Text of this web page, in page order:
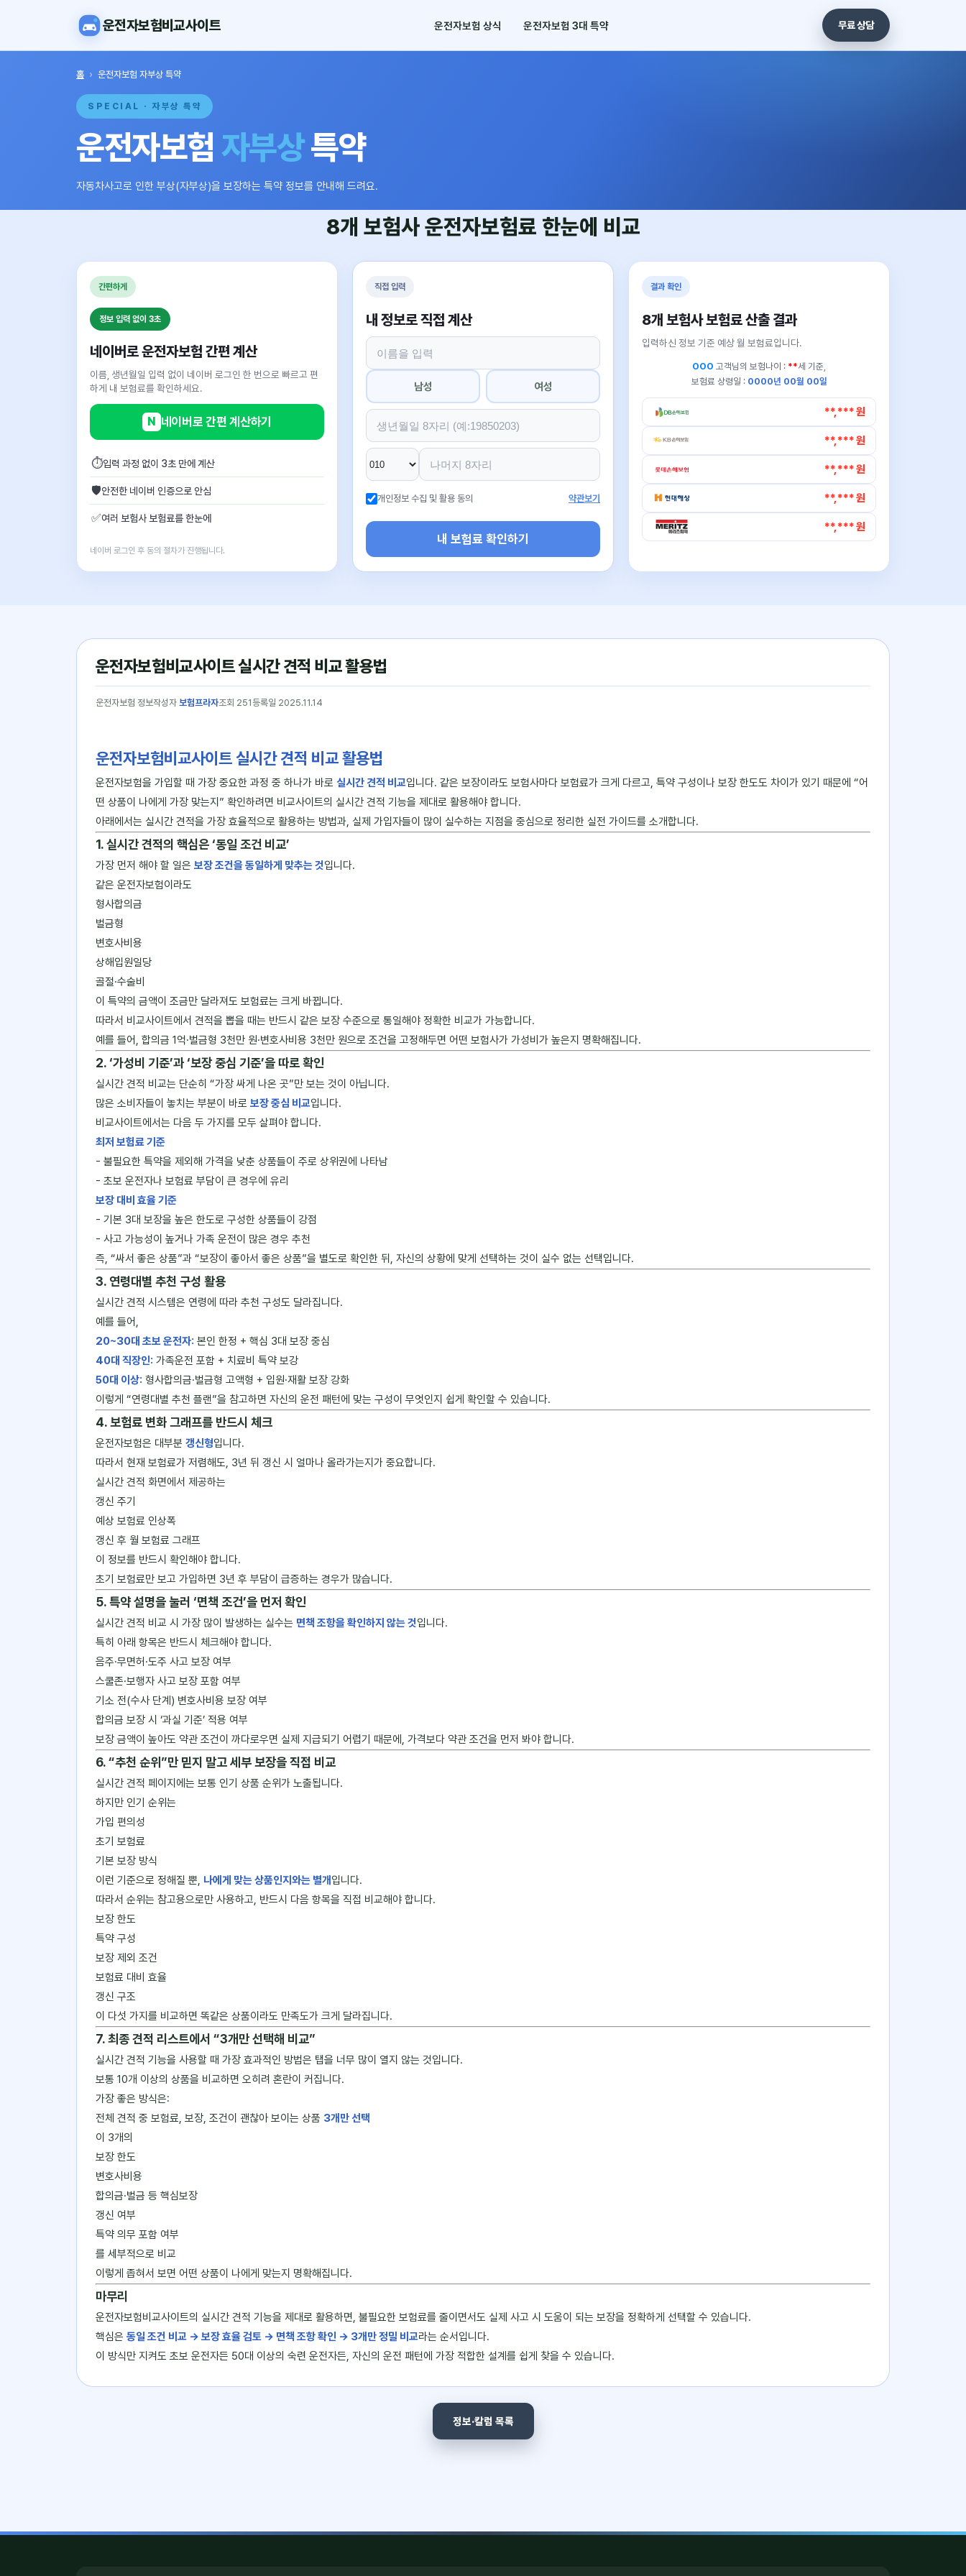
운전자보험비교사이트 운전자보험 상식 운전자보험 3대 특약 무료 상담
홈 › 운전자보험 자부상 특약
SPECIAL · 자부상 특약
운전자보험 자부상특약
자동차사고로 인한 부상(자부상)을 보장하는 특약 정보를 안내해 드려요.
8개 보험사운전자보험료 한눈에 비교
간편하게
정보 입력 없이 3초
네이버로 운전자보험 간편 계산
이름, 생년월일 입력 없이 네이버 로그인 한 번으로 빠르고 편
하게 내 보험료를 확인하세요.
N 네이버로 간편 계산하기
⏱입력 과정 없이 3초 만에 계산
🛡안전한 네이버 인증으로 안심
✅여러 보험사 보험료를 한눈에
네이버 로그인 후 동의 절차가 진행됩니다.
직접 입력
내 정보로 직접 계산
남성 여성
개인정보 수집 및 활용 동의 약관보기
내 보험료 확인하기
결과 확인
8개 보험사 보험료 산출 결과
입력하신 정보 기준 예상 월 보험료입니다.
OOO 고객님의 보험나이 : **세 기준,
보험료 상령일 : 0000년 00월 00일
**,*** 원
**,*** 원
**,*** 원
**,*** 원
**,*** 원
운전자보험비교사이트 실시간 견적 비교 활용법
운전자보험 정보작성자 보험프라자조회 251 등록일 2025.11.14
운전자보험비교사이트 실시간 견적 비교 활용법
운전자보험을 가입할 때 가장 중요한 과정 중 하나가 바로 실시간 견적 비교입니다. 같은 보장이라도 보험사마다 보험료가 크게 다르고, 특약 구성이나 보장 한도도 차이가 있기 때문에 “어
떤 상품이 나에게 가장 맞는지” 확인하려면 비교사이트의 실시간 견적 기능을 제대로 활용해야 합니다.
아래에서는 실시간 견적을 가장 효율적으로 활용하는 방법과, 실제 가입자들이 많이 실수하는 지점을 중심으로 정리한 실전 가이드를 소개합니다.
1. 실시간 견적의 핵심은 ‘동일 조건 비교’
가장 먼저 해야 할 일은 보장 조건을 동일하게 맞추는 것입니다.
같은 운전자보험이라도
형사합의금
벌금형
변호사비용
상해입원일당
골절·수술비
이 특약의 금액이 조금만 달라져도 보험료는 크게 바뀝니다.
따라서 비교사이트에서 견적을 뽑을 때는 반드시 같은 보장 수준으로 통일해야 정확한 비교가 가능합니다.
예를 들어, 합의금 1억·벌금형 3천만 원·변호사비용 3천만 원으로 조건을 고정해두면 어떤 보험사가 가성비가 높은지 명확해집니다.
2. ‘가성비 기준’과 ‘보장 중심 기준’을 따로 확인
실시간 견적 비교는 단순히 “가장 싸게 나온 곳”만 보는 것이 아닙니다.
많은 소비자들이 놓치는 부분이 바로 보장 중심 비교입니다.
비교사이트에서는 다음 두 가지를 모두 살펴야 합니다.
최저 보험료 기준
- 불필요한 특약을 제외해 가격을 낮춘 상품들이 주로 상위권에 나타남
- 초보 운전자나 보험료 부담이 큰 경우에 유리
보장 대비 효율 기준
- 기본 3대 보장을 높은 한도로 구성한 상품들이 강점
- 사고 가능성이 높거나 가족 운전이 많은 경우 추천
즉, “싸서 좋은 상품”과 “보장이 좋아서 좋은 상품”을 별도로 확인한 뒤, 자신의 상황에 맞게 선택하는 것이 실수 없는 선택입니다.
3. 연령대별 추천 구성 활용
실시간 견적 시스템은 연령에 따라 추천 구성도 달라집니다.
예를 들어,
20~30대 초보 운전자: 본인 한정 + 핵심 3대 보장 중심
40대 직장인: 가족운전 포함 + 치료비 특약 보강
50대 이상: 형사합의금·벌금형 고액형 + 입원·재활 보장 강화
이렇게 “연령대별 추천 플랜”을 참고하면 자신의 운전 패턴에 맞는 구성이 무엇인지 쉽게 확인할 수 있습니다.
4. 보험료 변화 그래프를 반드시 체크
운전자보험은 대부분 갱신형입니다.
따라서 현재 보험료가 저렴해도, 3년 뒤 갱신 시 얼마나 올라가는지가 중요합니다.
실시간 견적 화면에서 제공하는
갱신 주기
예상 보험료 인상폭
갱신 후 월 보험료 그래프
이 정보를 반드시 확인해야 합니다.
초기 보험료만 보고 가입하면 3년 후 부담이 급증하는 경우가 많습니다.
5. 특약 설명을 눌러 ‘면책 조건’을 먼저 확인
실시간 견적 비교 시 가장 많이 발생하는 실수는 면책 조항을 확인하지 않는 것입니다.
특히 아래 항목은 반드시 체크해야 합니다.
음주·무면허·도주 사고 보장 여부
스쿨존·보행자 사고 보장 포함 여부
기소 전(수사 단계) 변호사비용 보장 여부
합의금 보장 시 ‘과실 기준’ 적용 여부
보장 금액이 높아도 약관 조건이 까다로우면 실제 지급되기 어렵기 때문에, 가격보다 약관 조건을 먼저 봐야 합니다.
6. “추천 순위”만 믿지 말고 세부 보장을 직접 비교
실시간 견적 페이지에는 보통 인기 상품 순위가 노출됩니다.
하지만 인기 순위는
가입 편의성
초기 보험료
기본 보장 방식
이런 기준으로 정해질 뿐, 나에게 맞는 상품인지와는 별개 입니다.
따라서 순위는 참고용으로만 사용하고, 반드시 다음 항목을 직접 비교해야 합니다.
보장 한도
특약 구성
보장 제외 조건
보험료 대비 효율
갱신 구조
이 다섯 가지를 비교하면 똑같은 상품이라도 만족도가 크게 달라집니다.
7. 최종 견적 리스트에서 “3개만 선택해 비교”
실시간 견적 기능을 사용할 때 가장 효과적인 방법은 탭을 너무 많이 열지 않는 것입니다.
보통 10개 이상의 상품을 비교하면 오히려 혼란이 커집니다.
가장 좋은 방식은:
전체 견적 중 보험료, 보장, 조건이 괜찮아 보이는 상품 3개만 선택
이 3개의
보장 한도
변호사비용
합의금·벌금 등 핵심보장
갱신 여부
특약 의무 포함 여부
를 세부적으로 비교
이렇게 좁혀서 보면 어떤 상품이 나에게 맞는지 명확해집니다.
마무리
운전자보험비교사이트의 실시간 견적 기능을 제대로 활용하면, 불필요한 보험료를 줄이면서도 실제 사고 시 도움이 되는 보장을 정확하게 선택할 수 있습니다.
핵심은 동일 조건 비교 → 보장 효율 검토 → 면책 조항 확인 → 3개만 정밀 비교라는 순서입니다.
이 방식만 지켜도 초보 운전자든 50대 이상의 숙련 운전자든, 자신의 운전 패턴에 가장 적합한 설계를 쉽게 찾을 수 있습니다.
정보·칼럼 목록